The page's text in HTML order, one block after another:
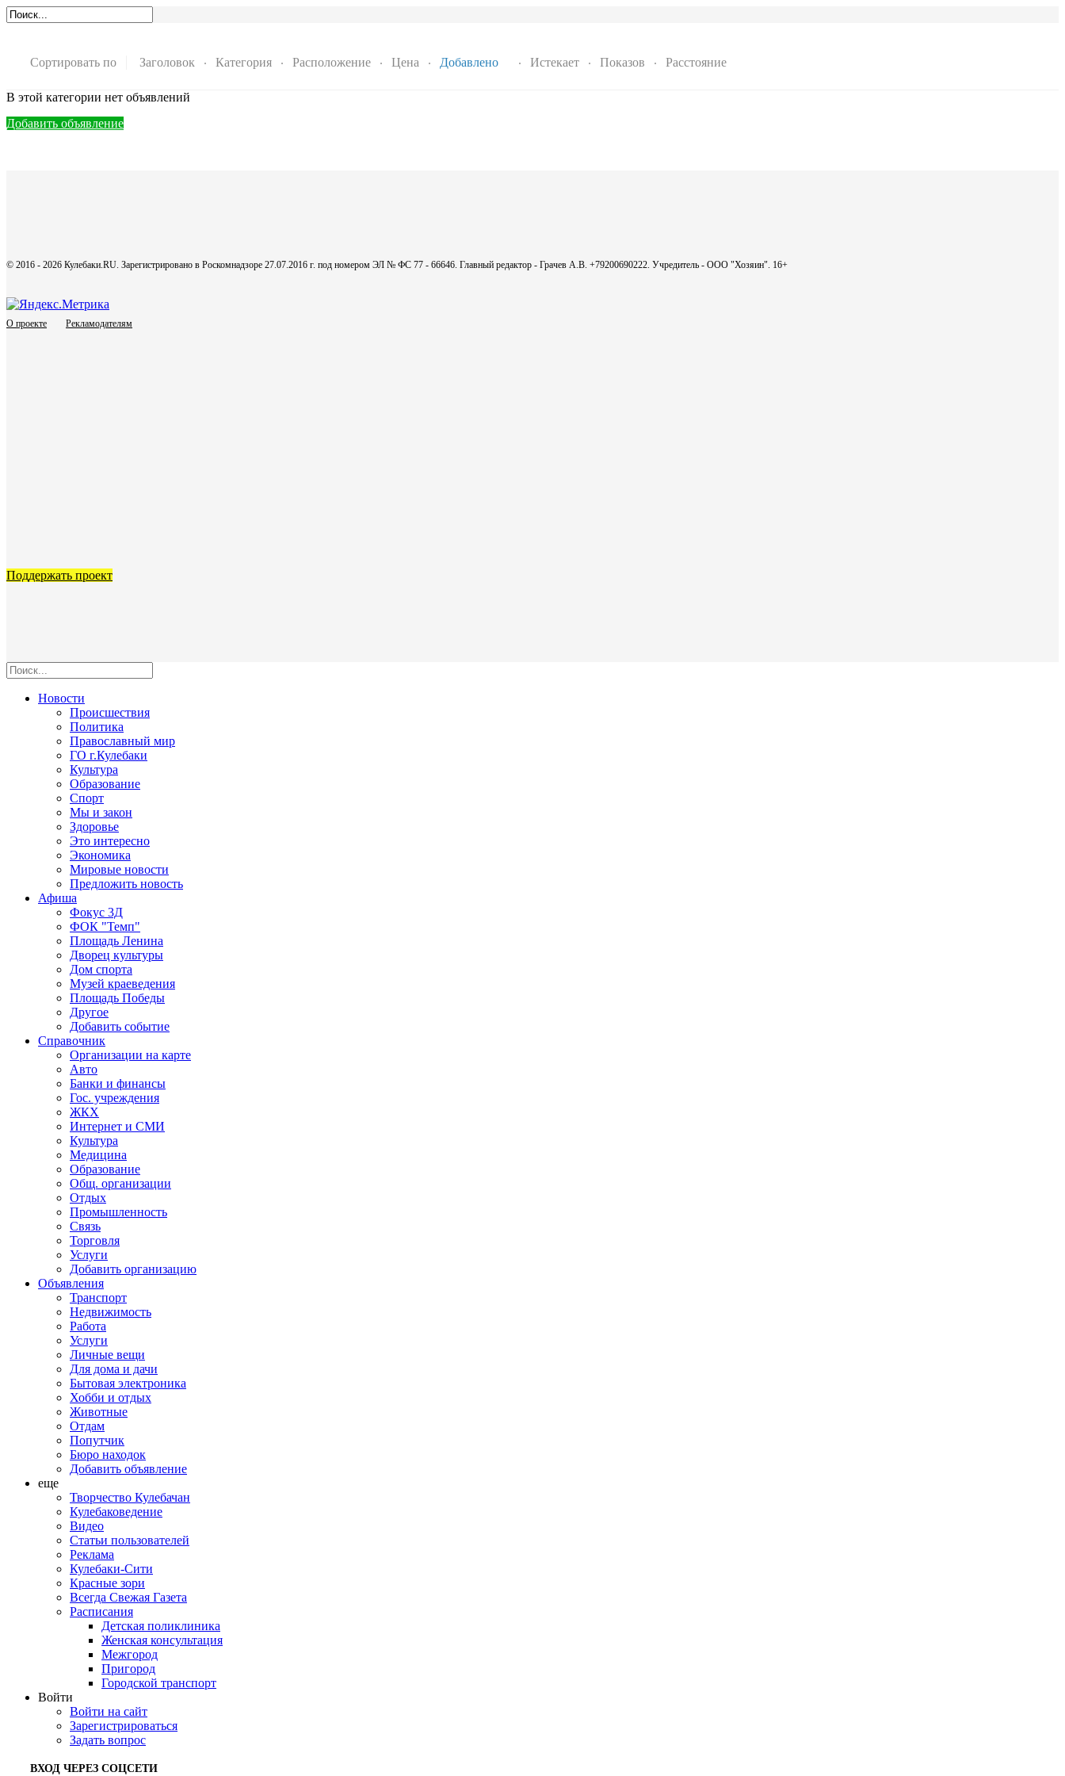
Сортировать по Заголовок Категория Расположение Цена Добавлено Истекает Показов Расстояние
В этой категории нет объявлений
Добавить объявление
© 2016 - 2026 Кулебаки.RU. Зарегистрировано в Роскомнадзоре 27.07.2016 г. под номером ЭЛ № ФС 77 - 66646. Главный редактор - Грачев А.В. +79200690222. Учредитель - ООО "Хозяин". 16+
О проекте Рекламодателям
Поддержать проект
Новости
Происшествия
Политика
Православный мир
ГО г.Кулебаки
Культура
Образование
Спорт
Мы и закон
Здоровье
Это интересно
Экономика
Мировые новости
Предложить новость
Афиша
Фокус 3Д
ФОК "Темп"
Площадь Ленина
Дворец культуры
Дом спорта
Музей краеведения
Площадь Победы
Другое
Добавить событие
Справочник
Организации на карте
Авто
Банки и финансы
Гос. учреждения
ЖКХ
Интернет и СМИ
Культура
Медицина
Образование
Общ. организации
Отдых
Промышленность
Связь
Торговля
Услуги
Добавить организацию
Объявления
Транспорт
Недвижимость
Работа
Услуги
Личные вещи
Для дома и дачи
Бытовая электроника
Хобби и отдых
Животные
Отдам
Попутчик
Бюро находок
Добавить объявление
еще
Творчество Кулебачан
Кулебаковедение
Видео
Статьи пользователей
Реклама
Кулебаки-Сити
Красные зори
Всегда Свежая Газета
Расписания
Детская поликлиника
Женская консультация
Межгород
Пригород
Городской транспорт
Войти
Войти на сайт
Зарегистрироваться
Задать вопрос
ВХОД ЧЕРЕЗ СОЦСЕТИ